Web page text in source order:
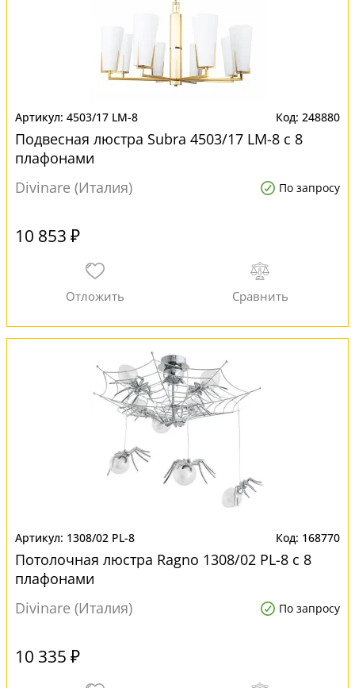
4503/17 LM-8 248880
Подвесная люстра Subra 4503/17 LM-8 с 8
плафонами
Divinare (Италия)
По запросу
10 853 ₽
1308/02 PL-8 168770
Потолочная люстра Ragno 1308/02 PL-8 с 8
плафонами
Divinare (Италия)
По запросу
10 335 ₽